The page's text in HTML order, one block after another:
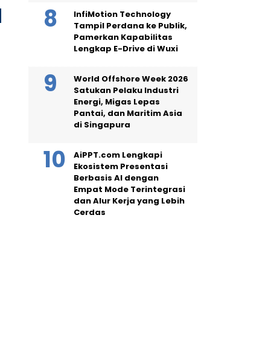
InfiMotion Technology
Tampil Perdana ke Publik,
Pamerkan Kapabilitas
Lengkap E-Drive di Wuxi
World Offshore Week 2026
Satukan Pelaku Industri
Energi, Migas Lepas
Pantai, dan Maritim Asia
di Singapura
AiPPT.com Lengkapi
Ekosistem Presentasi
Berbasis AI dengan
Empat Mode Terintegrasi
dan Alur Kerja yang Lebih
Cerdas